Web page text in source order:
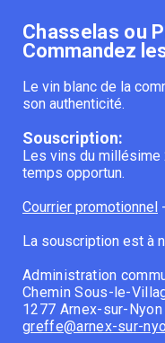
Chasselas ou
Commandez
Le vin blanc de la
son authenticité.
Souscription:
Les vins du millésime
temps opportun.
Courrier promotionnel -
La souscription est à
Administration
Chemin Sous-le-
1277 Arnex-sur-Nyon
greffe@arnex-sur-